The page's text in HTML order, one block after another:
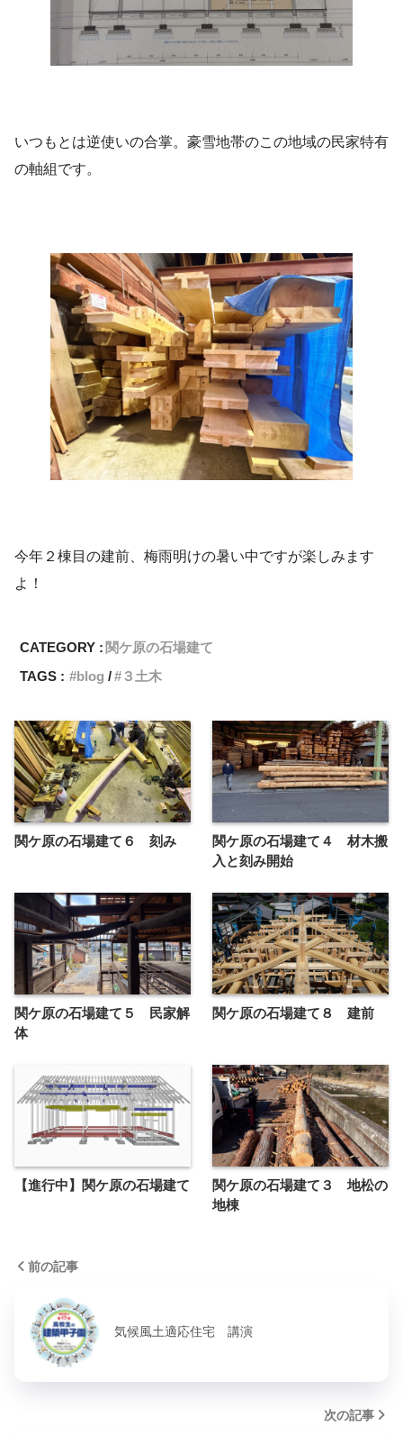
いつもとは逆使いの合掌。豪雪地帯のこの地域の民家特有
の軸組です。
今年２棟目の建前、梅雨明けの暑い中ですが楽しみます
よ！
CATEGORY : 関ケ原の石場建て
TAGS :
blog ３土木
関ケ原の石場建て６ 刻み
関ケ原の石場建て４ 材木搬
入と刻み開始
関ケ原の石場建て５ 民家解
体
関ケ原の石場建て８ 建前
【進行中】関ケ原の石場建て
関ケ原の石場建て３ 地松の
地棟
前の記事
気候風土適応住宅 講演
次の記事